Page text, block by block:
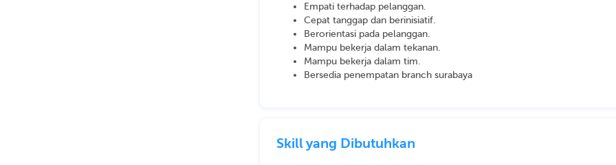
Empati terhadap pelanggan.
Cepat tanggap dan berinisiatif.
Berorientasi pada pelanggan.
Mampu bekerja dalam tekanan.
Mampu bekerja dalam tim.
Bersedia penempatan branch surabaya
Skill yang Dibutuhkan